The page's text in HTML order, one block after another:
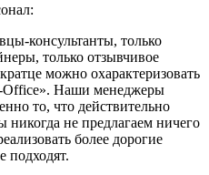
консультанты, только
только отзывчивое
можно охарактеризовать
Office». Наши менеджеры
то, что действительно
не предлагаем ничего
более дорогие
подходят.